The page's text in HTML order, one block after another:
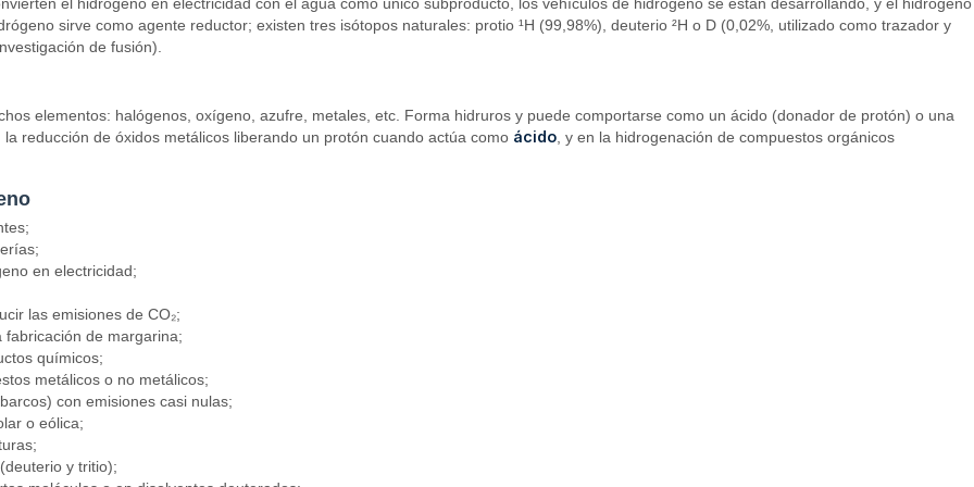
sirve como agente reductor; existen tres isótopos naturales: protio ¹H (99,98%), deuterio ²H o D (0,02%, utilizado como trazador y
de fusión).
elementos: halógenos, oxígeno, azufre, metales, etc. Forma hidruros y puede comportarse como un ácido (donador de protón) o una
reducción de óxidos metálicos liberando un protón cuando actúa como ácido , y en la hidrogenación de compuestos orgánicos
en electricidad;
las emisiones de CO₂;
de margarina;
químicos;
metálicos o no metálicos;
con emisiones casi nulas;
o eólica;
y tritio);